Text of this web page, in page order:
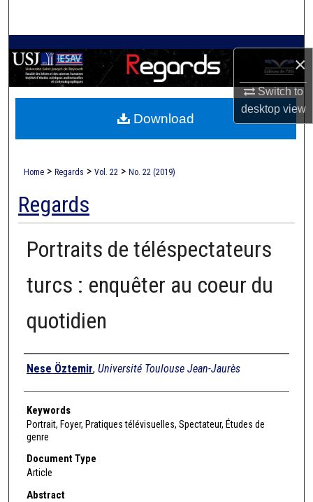
×
Switch to
desktopview
Browse Collections
My Account
About
Home > Regards > Vol. 22 > No. 22 (2019)
Regards
Portraits de téléspectateurs
turcs : enquêter au coeur du
quotidien
Authors
Nese Öztemir, Université Toulouse Jean-Jaurès
Keywords
Portrait, Foyer, Pratiques télévisuelles, Spectateur, Études de
genre
Document Type
Article
Abstract
Download